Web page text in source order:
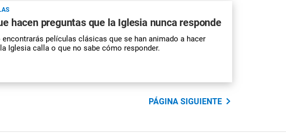
hacen preguntas que la Iglesia nunca responde
películas clásicas que se han animado a hacer
Iglesia calla o que no sabe cómo responder.
PÁGINA SIGUIENTE